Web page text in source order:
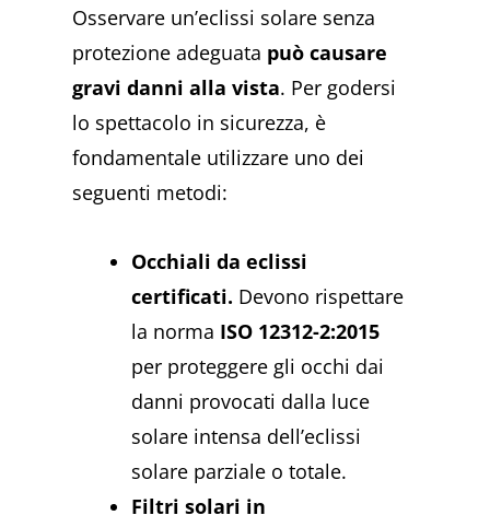
Osservare un’eclissi solare senza
protezione adeguata può causare
gravi danni alla vista. Per godersi
lo spettacolo in sicurezza, è
fondamentale utilizzare uno dei
seguenti metodi:
Occhiali da eclissi
certificati. Devono rispettare
la norma ISO 12312-2:2015
per proteggere gli occhi dai
danni provocati dalla luce
solare intensa dell’eclissi
solare parziale o totale.
Filtri solari in